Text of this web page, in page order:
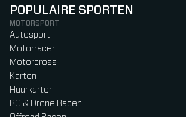
POPULAIRE SPORTEN
MOTORSPORT
Autosport
Motorracen
Motorcross
Karten
Huurkarten
RC & Drone Racen